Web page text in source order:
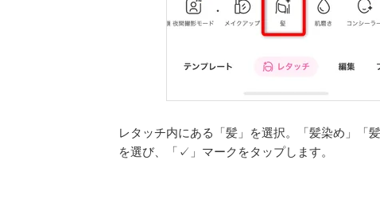
レタッチ内にある「髪」を選択。「髪染め」「
を選び、「✓」マークをタップします。